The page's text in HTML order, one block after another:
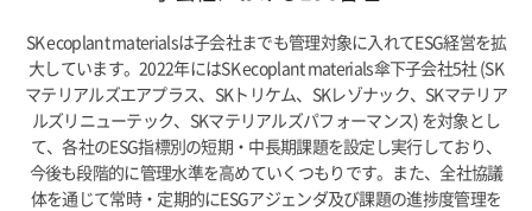
SK ecoplant materialsは子会社までも管理対象に入れてESG経営を拡
大しています。2022年にはSK ecoplant materials傘下子会社5社 (SK
マテリアルズエアプラス、SKトリケム、SKレゾナック、SKマテリア
ルズリニューテック、SKマテリアルズパフォーマンス) を対象とし
て、各社のESG指標別の短期・中長期課題を設定し実行しており、
今後も段階的に管理水準を高めていくつもりです。また、全社協議
体を通じて常時・定期的にESGアジェンダ及び課題の進捗度管理を